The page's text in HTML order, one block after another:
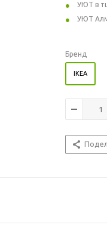
УЮТ в
УЮТ
Бренд
IKEA